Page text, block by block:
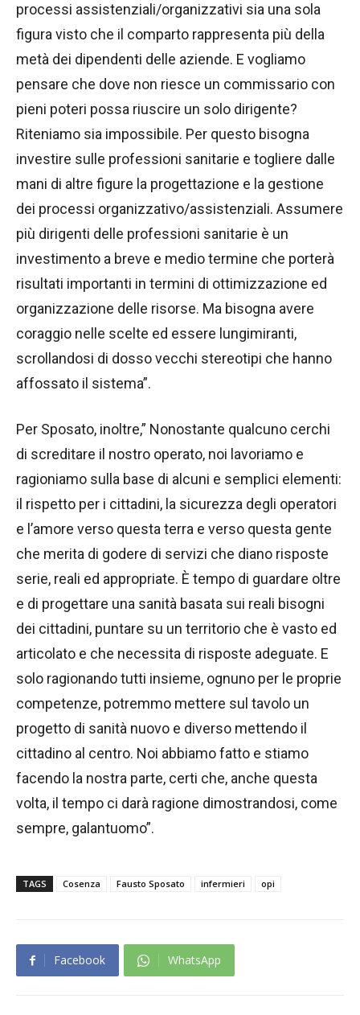
processi assistenziali/organizzativi sia una sola
figura visto che il comparto rappresenta più della
metà dei dipendenti delle aziende. E vogliamo
pensare che dove non riesce un commissario con
pieni poteri possa riuscire un solo dirigente?
Riteniamo sia impossibile. Per questo bisogna
investire sulle professioni sanitarie e togliere dalle
mani di altre figure la progettazione e la gestione
dei processi organizzativo/assistenziali. Assumere
più dirigenti delle professioni sanitarie è un
investimento a breve e medio termine che porterà
risultati importanti in termini di ottimizzazione ed
organizzazione delle risorse. Ma bisogna avere
coraggio nelle scelte ed essere lungimiranti,
scrollandosi di dosso vecchi stereotipi che hanno
affossato il sistema”.
Per Sposato, inoltre,” Nonostante qualcuno cerchi
di screditare il nostro operato, noi lavoriamo e
ragioniamo sulla base di alcuni e semplici elementi:
il rispetto per i cittadini, la sicurezza degli operatori
e l’amore verso questa terra e verso questa gente
che merita di godere di servizi che diano risposte
serie, reali ed appropriate. È tempo di guardare oltre
e di progettare una sanità basata sui reali bisogni
dei cittadini, puntare su un territorio che è vasto ed
articolato e che necessita di risposte adeguate. E
solo ragionando tutti insieme, ognuno per le proprie
competenze, potremmo mettere sul tavolo un
progetto di sanità nuovo e diverso mettendo il
cittadino al centro. Noi abbiamo fatto e stiamo
facendo la nostra parte, certi che, anche questa
volta, il tempo ci darà ragione dimostrandosi, come
sempre, galantuomo”.
TAGS Cosenza Fausto Sposato infermieri opi
Facebook WhatsApp